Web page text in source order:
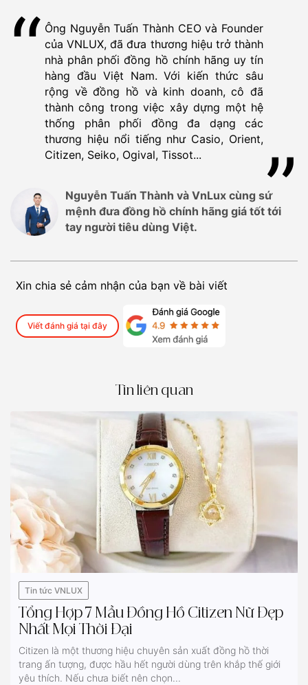
Ông Nguyễn Tuấn Thành CEO và Founder
của VNLUX, đã đưa thương hiệu trở thành
nhà phân phối đồng hồ chính hãng uy tín
hàng đầu Việt Nam. Với kiến thức sâu
rộng về đồng hồ và kinh doanh, cô đã
thành công trong việc xây dựng một hệ
thống phân phối đồng đa dạng các
thương hiệu nổi tiếng như Casio, Orient,
Citizen, Seiko, Ogival, Tissot...
Nguyễn Tuấn Thành và VnLux cùng sứ
mệnh đưa đồng hồ chính hãng giá tốt tới
tay người tiêu dùng Việt.
Xin chia sẻ cảm nhận của bạn về bài viết
Viết đánh giá tại đây
Tin liên quan
Tin tức VNLUX
Tổng Hợp 7 Mẫu Đồng Hồ Citizen Nữ Đẹp
Nhất Mọi Thời Đại
Citizen là một thương hiệu chuyên sản xuất đồng hồ thời
trang ấn tượng, được hầu hết người dùng trên khắp thế giới
yêu thích. Nếu chưa biết nên chọn...